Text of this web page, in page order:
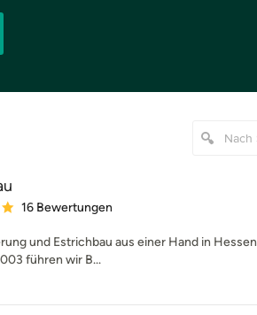
Bewertung: 4.9 von 5 Sternen
16 Bewertungen
und Estrichbau aus einer Hand in Hessen
führen wir B...